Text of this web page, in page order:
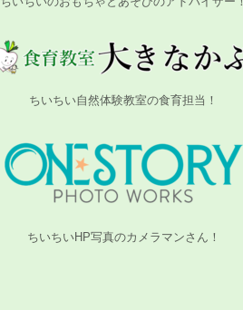
ちいちい自然体験教室の食育担当！
ちいちいHP写真のカメラマンさん！